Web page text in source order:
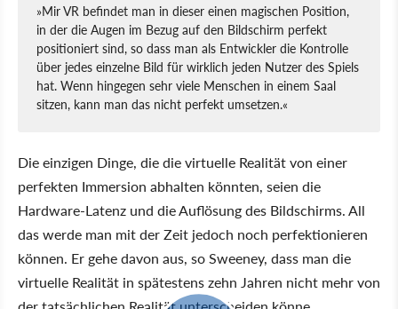
»Mir VR befindet man in dieser einen magischen Position,
in der die Augen im Bezug auf den Bildschirm perfekt
positioniert sind, so dass man als Entwickler die Kontrolle
über jedes einzelne Bild für wirklich jeden Nutzer des Spiels
hat. Wenn hingegen sehr viele Menschen in einem Saal
sitzen, kann man das nicht perfekt umsetzen.«
Die einzigen Dinge, die die virtuelle Realität von einer
perfekten Immersion abhalten könnten, seien die
Hardware-Latenz und die Auflösung des Bildschirms. All
das werde man mit der Zeit jedoch noch perfektionieren
können. Er gehe davon aus, so Sweeney, dass man die
virtuelle Realität in spätestens zehn Jahren nicht mehr von